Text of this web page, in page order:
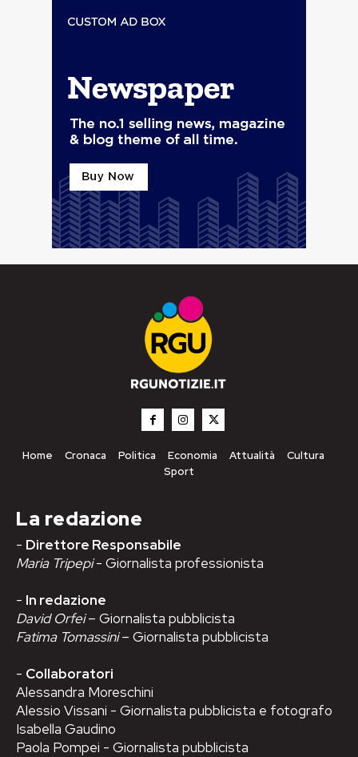
Home Cronaca Politica Economia Attualità
Cultura
Sport
La redazione
- Direttore Responsabile
Maria Tripepi- Giornalista professionista
- In redazione
David Orfei– Giornalista pubblicista
Fatima Tomassini– Giornalista pubblicista
- Collaboratori
Alessandra Moreschini
Alessio Vissani - Giornalista pubblicista e fotografo
Isabella Gaudino
Paola Pompei - Giornalista pubblicista